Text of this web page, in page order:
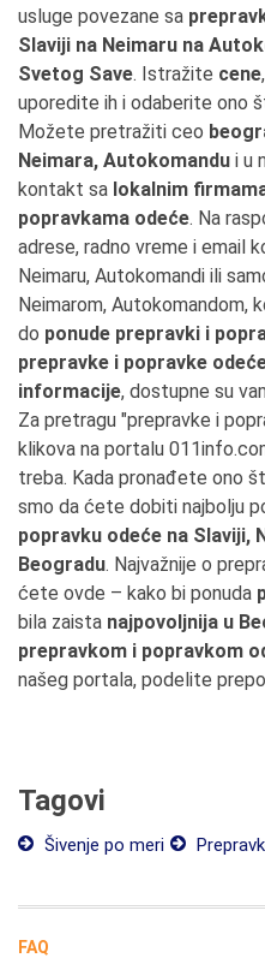
usluge povezane sa
Slaviji na Neimaru na
Svetog Save. Istražite cene
uporedite ih i odaberite ono
Možete pretražiti ceo
Neimara, Autokomandu i u
kontakt sa lokalnim
popravkama odeće. Na
adrese, radno vreme i email
Neimaru, Autokomandi ili
Neimarom, Autokomandom,
do ponude prepravki i
prepravke i popravke
informacije, dostupne su
Za pretragu "prepravke i
klikova na portalu
treba. Kada pronađete ono
smo da ćete dobiti najbolju
popravku odeće na Slaviji,
Beogradu. Najvažnije o
ćete ovde – kako bi ponuda
bila zaista najpovoljnija u
prepravkom i popravkom
našeg portala, podelite
Tagovi
Šivenje po meri
FAQ